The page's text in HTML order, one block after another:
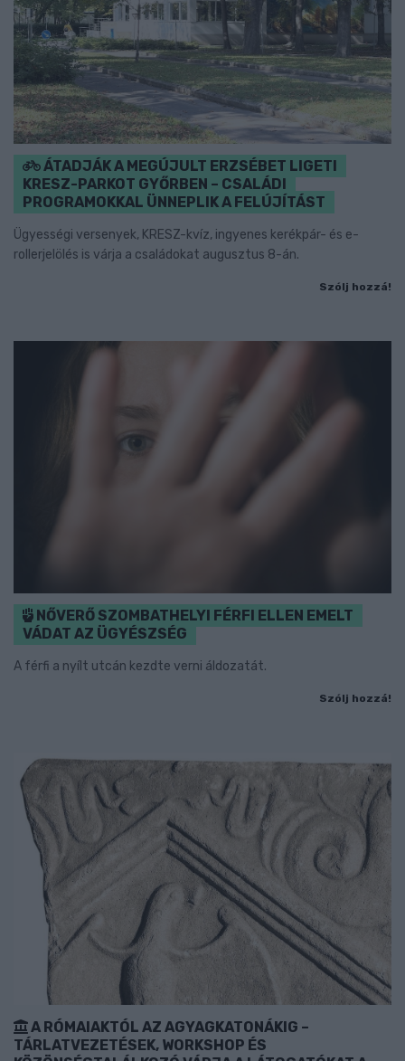
ÁTADJÁK A MEGÚJULT ERZSÉBET LIGETI
KRESZ-PARKOT GYŐRBEN – CSALÁDI
PROGRAMOKKAL ÜNNEPLIK A FELÚJÍTÁST
Ügyességi versenyek, KRESZ-kvíz, ingyenes kerékpár- és e-
rollerjelölés is várja a családokat augusztus 8-án.
Szólj hozzá!
NŐVERŐ SZOMBATHELYI FÉRFI ELLEN EMELT
VÁDAT AZ ÜGYÉSZSÉG
A férfi a nyílt utcán kezdte verni áldozatát.
Szólj hozzá!
A RÓMAIAKTÓL AZ AGYAGKATONÁKIG –
TÁRLATVEZETÉSEK, WORKSHOP ÉS